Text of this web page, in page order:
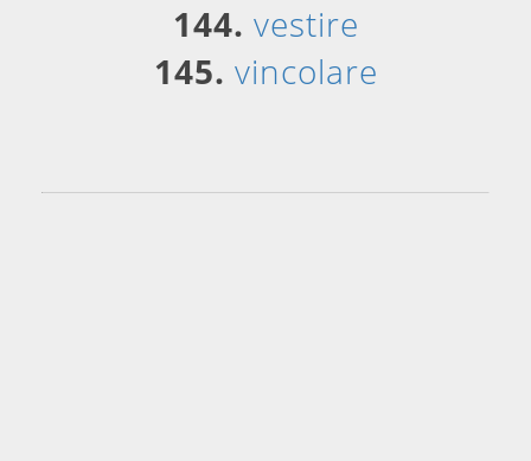
144. vestire
145. vincolare